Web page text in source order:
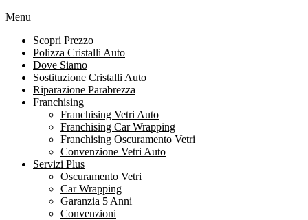
Menu
Scopri Prezzo
Polizza Cristalli Auto
Dove Siamo
Sostituzione Cristalli Auto
Riparazione Parabrezza
Franchising
Franchising Vetri Auto
Franchising Car Wrapping
Franchising Oscuramento Vetri
Convenzione Vetri Auto
Servizi Plus
Oscuramento Vetri
Car Wrapping
Garanzia 5 Anni
Convenzioni